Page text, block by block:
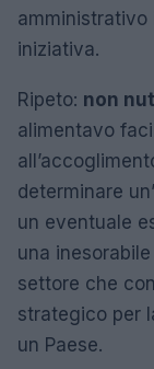
amministrativo
iniziativa.
Ripeto: non
alimentavo
determinare
un eventuale
una
settore che
strategico per
un Paese.